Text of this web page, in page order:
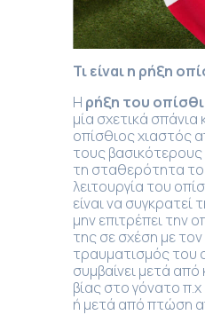
Τι είναι η ρήξη
Η ρήξη του
μία σχετικά
οπίσθιος χιαστός
τους
τη σταθερότητα
λειτουργία του
είναι να συγκρατεί
μην επιτρέπει την
της σε σχέση με
τραυματισμός του
συμβαίνει μετά
βίας στο γόνατο
ή μετά από πτώση